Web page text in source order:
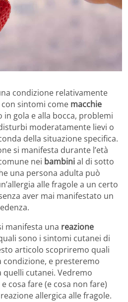
condizione relativamente
sintomi come macchie
in gola e alla bocca, problemi
moderatamente lievi o
della situazione specifica.
si manifesta durante l’età
nei bambinial di sotto
una persona adulta può
alle fragole a un certo
aver mai manifestato un
manifesta una reazione
sono i sintomi cutanei di
articolo scopriremo quali
e presteremo
cutanei. Vedremo
cosa fare (e cosa non fare)
allergica alle fragole.